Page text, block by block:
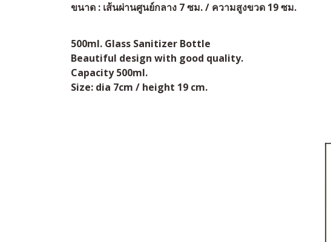
ขนาด : เส้นผ่านศูนย์กลาง 7 ซม. / ความสูงขวด 19 ซม.
500ml. Glass Sanitizer Bottle
Beautiful design with good quality.
Capacity 500ml.
Size: dia 7cm / height 19 cm.